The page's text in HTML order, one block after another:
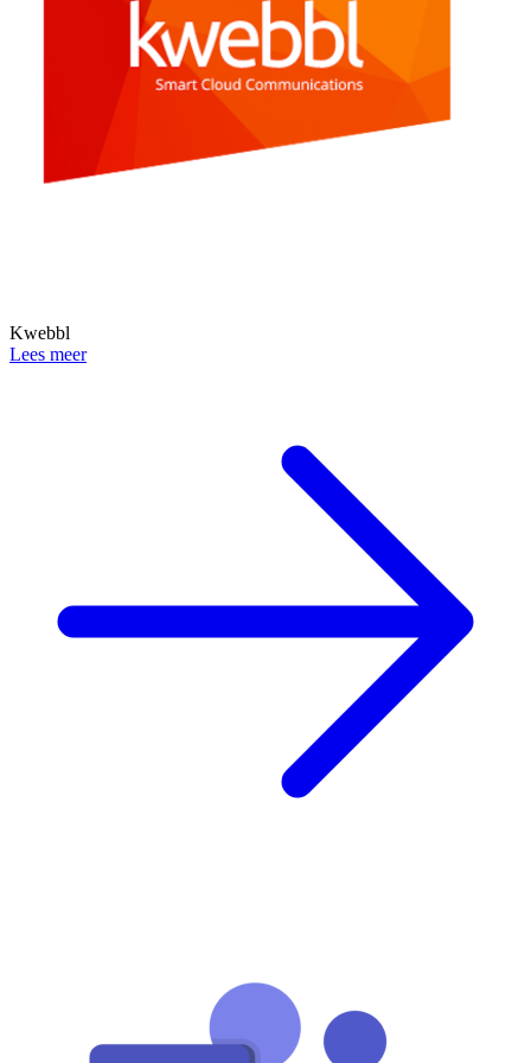
Kwebbl
Lees meer